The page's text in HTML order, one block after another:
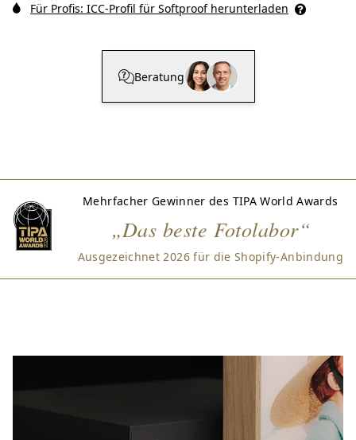
Für Profis: ICC-Profil für Softproof herunterladen
Beratung
Mehrfacher Gewinner des TIPA World Awards
„Das beste Fotolabor“
Ausgezeichnet 2026 für die Shopify-Anbindung